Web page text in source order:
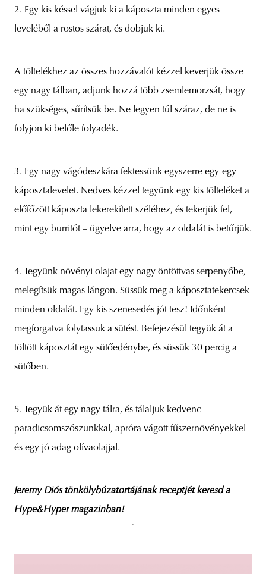
2. Egy kis késsel vágjuk ki a káposzta minden egyes
leveléből a rostos szárat, és dobjuk ki.
A töltelékhez az összes hozzávalót kézzel keverjük össze
egy nagy tálban, adjunk hozzá több zsemlemorzsát, hogy
ha szükséges, sűrítsük be. Ne legyen túl száraz, de ne is
folyjon ki belőle folyadék.
3. Egy nagy vágódeszkára fektessünk egyszerre egy-egy
káposztalevelet. Nedves kézzel tegyünk egy kis tölteléket a
előfőzött káposzta lekerekített széléhez, és tekerjük fel,
mint egy burritót – ügyelve arra, hogy az oldalát is betűrjük.
4. Tegyünk növényi olajat egy nagy öntöttvas serpenyőbe,
melegítsük magas lángon. Süssük meg a káposztatekercsek
minden oldalát. Egy kis szenesedés jót tesz! Időnként
megforgatva folytassuk a sütést. Befejezésül tegyük át a
töltött káposztát egy sütőedénybe, és süssük 30 percig a
sütőben.
5. Tegyük át egy nagy tálra, és tálaljuk kedvenc
paradicsomszószunkkal, apróra vágott fűszernövényekkel
és egy jó adag olívaolajjal.
Jeremy Diós tönkölybúzatortájának receptjét keresd a
Hype&Hyper magazinban!